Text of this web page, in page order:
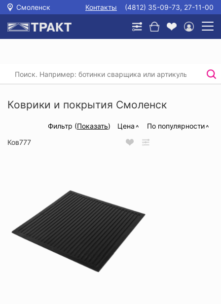
Смоленск Контакты (4812) 35-09-73, 27-11-00
Главная / /
Коврики и покрытия
Коврики и покрытия Смоленск
Фильтр (Показать) Цена
По популярности
Ков777